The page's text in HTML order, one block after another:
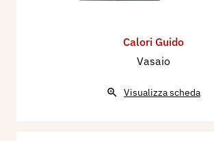
Calori Guido
Vasaio
Visualizza scheda